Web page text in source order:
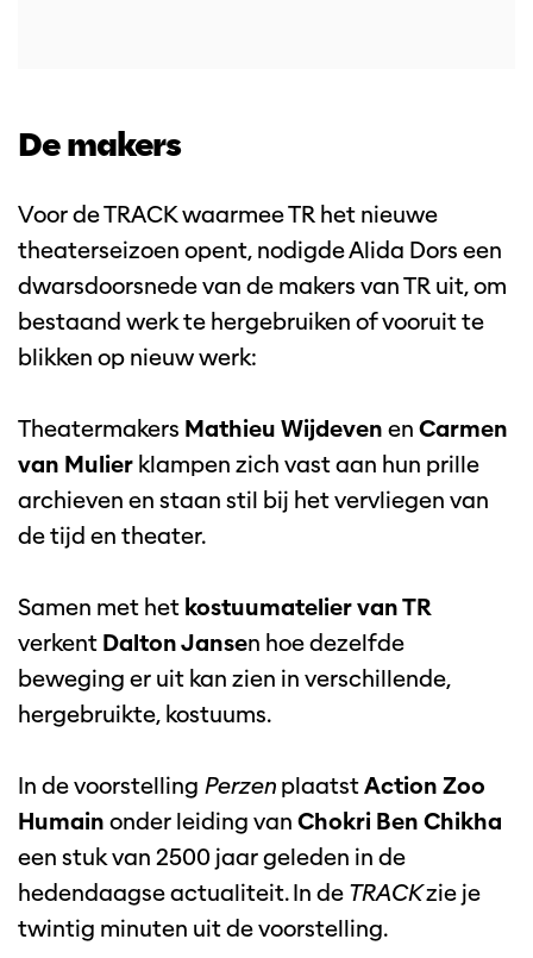
De makers
Voor de TRACK waarmee TR het nieuwe
theaterseizoen opent, nodigde Alida Dors een
dwarsdoorsnede van de makers van TR uit, om
bestaand werk te hergebruiken of vooruit te
blikken op nieuw werk:
Theatermakers Mathieu Wijdeven en Carmen
van Mulier klampen zich vast aan hun prille
archieven en staan stil bij het vervliegen van
de tijd en theater.
Samen met het kostuumatelier van TR
verkent Dalton Jansen hoe dezelfde
beweging er uit kan zien in verschillende,
hergebruikte, kostuums.
In de voorstelling Perzen plaatstAction Zoo
Humain onder leiding van Chokri Ben Chikha
een stuk van 2500 jaar geleden in de
hedendaagse actualiteit. In de TRACKzie je
twintig minuten uit de voorstelling.